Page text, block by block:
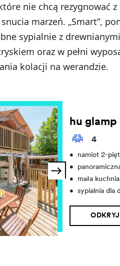
nie chcą rezygnować
marzeń. „Smart”,
sypialnie z
oraz w pełni
kolacji na werandzie.
hu glamp
4
•
namiot 2-
•
•
mała kuchnia
•
sypialnia dla